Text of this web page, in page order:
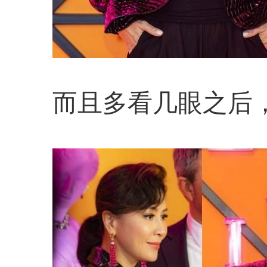
而且多看几眼之后